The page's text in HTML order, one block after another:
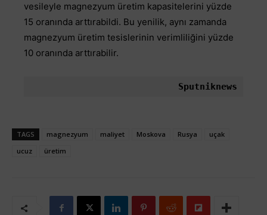
vesileyle magnezyum üretim kapasitelerini yüzde
15 oranında arttırabildi. Bu yenilik, aynı zamanda
magnezyum üretim tesislerinin verimliliğini yüzde
10 oranında arttırabilir.
Sputniknews
TAGS magnezyum maliyet Moskova Rusya
uçak
ucuz
üretim